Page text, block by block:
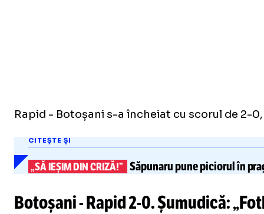
Rapid - Botoșani s-a încheiat cu scorul de 2-
CITEȘTE ȘI
„SĂ IEȘIM DIN CRIZĂ!” Săpunaru pune piciorul în
Botoșani - Rapid2-0. Șumudică: